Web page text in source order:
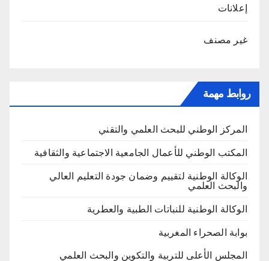
إعلانات
غير مصنف
روابط مهمة
المركز الوطني للبحث العلمي والتقني
المكتب الوطني للأعمال الجامعية الاجتماعية والثقافية
الوكالة الوطنية لتقييم وضمان جودة التعليم العالي
والبحث العلمي
الوكالة الوطنية للنباتات الطبية والعطرية
بوابة الصحراء المغربية
المجلس الأعلى للتربية والتكوين والبحث العلمي